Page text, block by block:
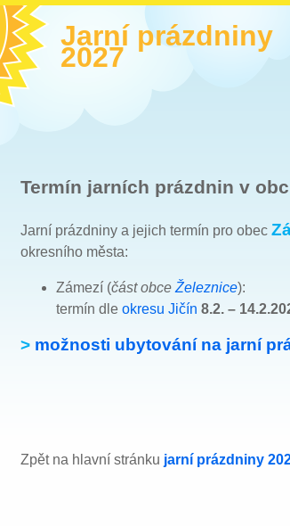
Jarní prázdniny
2027
Termín jarních prázdnin v
Jarní prázdniny a jejich termín pro obec
okresního města:
Zámezí (část obce Železnice):
termín dle okresu Jičín 8.2. –
> možnosti ubytování na jarní
Zpět na hlavní stránku jarní prázdniny